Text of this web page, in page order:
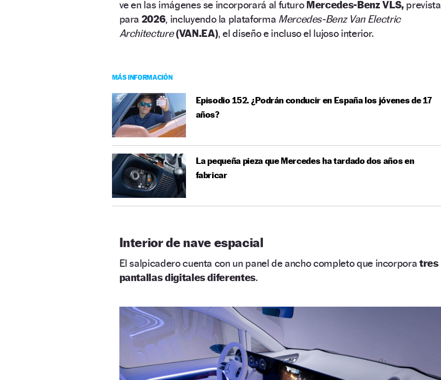
ve en las imágenes se incorporará al futuro Mercedes-Benz VLS, prevista
para 2026, incluyendo la plataforma Mercedes-Benz Van Electric
Architecture (VAN.EA), el diseño e incluso el lujoso interior.
MÁS INFORMACIÓN
Episodio 152. ¿Podrán conducir en España los jóvenes de 17
años?
La pequeña pieza que Mercedes ha tardado dos años en
fabricar
Interior de nave espacial
El salpicadero cuenta con un panel de ancho completo que incorporatres
pantallas digitales diferentes.